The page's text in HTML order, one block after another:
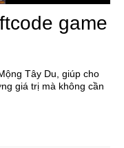
game
Tây Du, giúp cho
giá trị mà không cần